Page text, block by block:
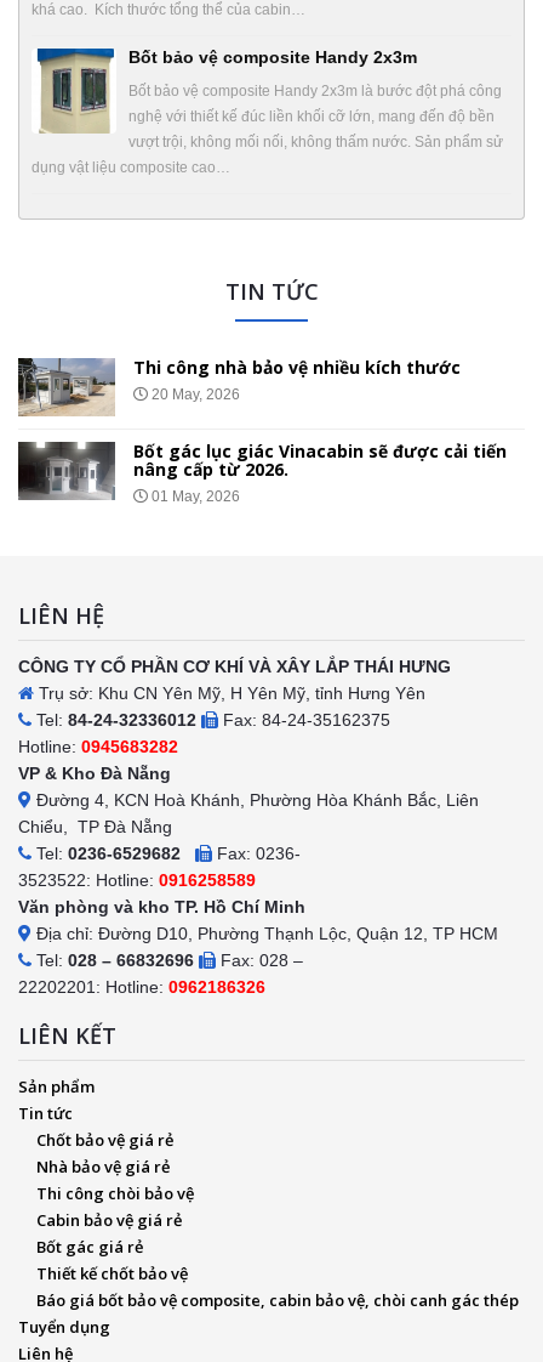
khá cao. Kích thước tổng thể của cabin…
Bốt bảo vệ composite Handy 2x3m
Bốt bảo vệ composite Handy 2x3m là bước đột phá công
nghệ với thiết kế đúc liền khối cỡ lớn, mang đến độ bền
vượt trội, không mối nối, không thấm nước. Sản phẩm sử
dụng vật liệu composite cao…
TIN TỨC
Nhà bảo vệ gắn bánh xe di chuyển
01 May, 2026
Chốt Bảo Vệ Bằng Tôn Xốp – Thi Công Báo
Giá Lắp Đặt Tại 34 Tỉnh Thành
26 Apr, 2026
LIÊN HỆ
CÔNG TY CỔ PHẦN CƠ KHÍ VÀ XÂY LẮP THÁI HƯNG
Trụ sở: Khu CN Yên Mỹ, H Yên Mỹ, tỉnh Hưng Yên
Tel: 84-24-32336012
Fax: 84-24-35162375
Hotline: 0945683282
VP & Kho Đà Nẵng
Đường 4, KCN Hoà Khánh, Phường Hòa Khánh Bắc, Liên
Chiểu, TP Đà Nẵng
Tel: 0236-6529682
Fax: 0236-
3523522: Hotline: 0916258589
Văn phòng và kho TP. Hồ Chí Minh
Địa chỉ: Đường D10, Phường Thạnh Lộc, Quận 12, TP HCM
Tel: 028 – 66832696
Fax: 028 –
22202201: Hotline: 0962186326
LIÊN KẾT
Sản phẩm
Tin tức
Chốt bảo vệ giá rẻ
Nhà bảo vệ giá rẻ
Thi công chòi bảo vệ
Cabin bảo vệ giá rẻ
Bốt gác giá rẻ
Thiết kế chốt bảo vệ
Báo giá bốt bảo vệ composite, cabin bảo vệ, chòi canh gác thép
Tuyển dụng
Liên hệ